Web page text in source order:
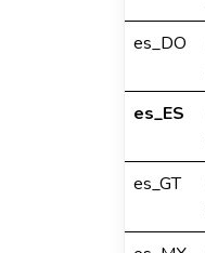
es_DO
es_ES
es_GT